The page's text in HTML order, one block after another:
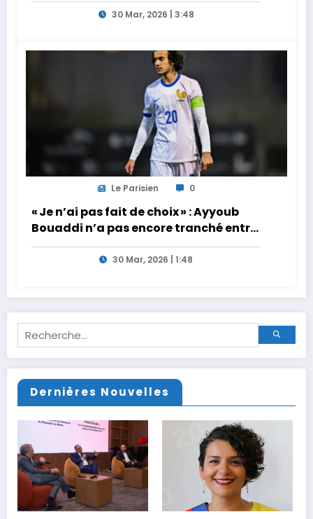
30 Mar, 2026 | 3:48
Le Parisien 0
« Je n’ai pas fait de choix » : Ayyoub
Bouaddi n’a pas encore tranché entre
la France et le Maroc
30 Mar, 2026 | 1:48
Dernières Nouvelles